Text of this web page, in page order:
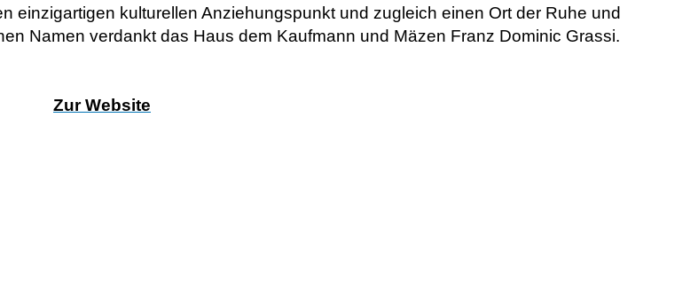
einzigartigen kulturellen Anziehungspunkt und zugleich einen Ort der Ruhe und
Namen verdankt das Haus dem Kaufmann und Mäzen Franz Dominic Grassi.
Zur Website